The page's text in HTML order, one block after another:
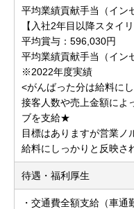
平均業績貢献手当（イン
【入社2年目以降スタイ
平均賞与：596,030円
平均業績貢献手当（イン
※2022年度実績
<がんばった分は給料に
接客人数や売上金額によ
ブを支給★
目標はありますが営業ノ
給料にしっかりと反映さ
待遇・福利厚生
・交通費全額支給（車通